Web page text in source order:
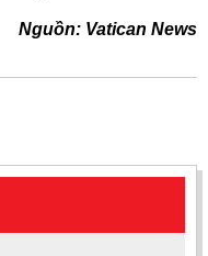
Nguồn: Vatican News